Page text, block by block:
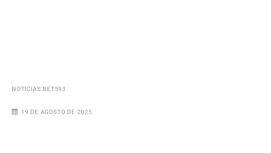
NOTICIAS BET593
19 DE AGOSTO DE 2025